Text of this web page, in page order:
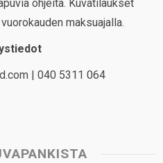
ohjeita. Kuvatilaukset
maksuajalla.
| 040 5311 064